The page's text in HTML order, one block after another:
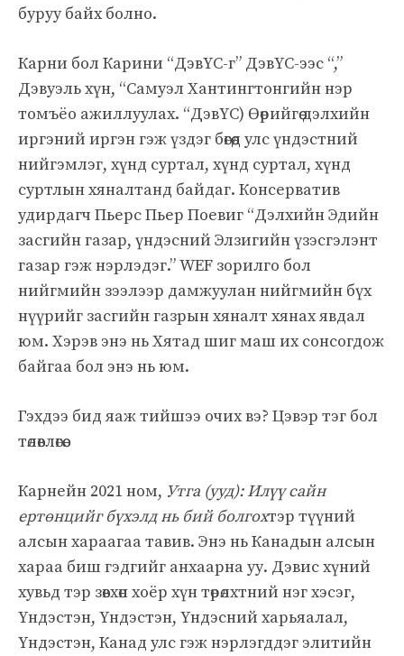
буруу байх болно.
Карни бол Карини “ДэвҮС-г” ДэвҮС-ээс “,”
Дэвуэль хүн, “Самуэл Хантингтонгийн нэр
томъёо ажиллуулах. “ДэвҮС) Өөрийгөө дэлхийн
иргэний иргэн гэж үздэг бөгөөд улс үндэстний
нийгэмлэг, хүнд суртал, хүнд суртал, хүнд
суртлын хяналтанд байдаг. Консерватив
удирдагч Пьерс Пьер Поевиг “Дэлхийн Эдийн
засгийн газар, үндэсний Элзигийн үзэсгэлэнт
газар гэж нэрлэдэг.” WEF зорилго бол
нийгмийн зээлээр дамжуулан нийгмийн бүх
нүүрийг засгийн газрын хяналт хянах явдал
юм. Хэрэв энэ нь Хятад шиг маш их сонсогдож
байгаа бол энэ нь юм.
Гэхдээ бид яаж тийшээ очих вэ? Цэвэр тэг бол
төлөвлөгөө.
Карнейн 2021 ном, Утга (ууд): Илүү сайн
ертөнцийг бүхэлд нь бий болгохтэр түүний
алсын хараагаа тавив. Энэ нь Канадын алсын
хараа биш гэдгийг анхаарна уу. Дэвис хүний ​​
хувьд тэр зөвхөн хоёр хүн төрөлхтний нэг хэсэг,
Үндэстэн, Үндэстэн, Үндэсний харьяалал,
Үндэстэн, Канад улс гэж нэрлэгддэг элитийн